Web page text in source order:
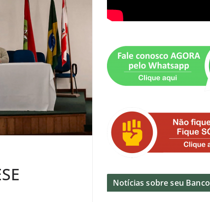
Notícias sobre seu Banco